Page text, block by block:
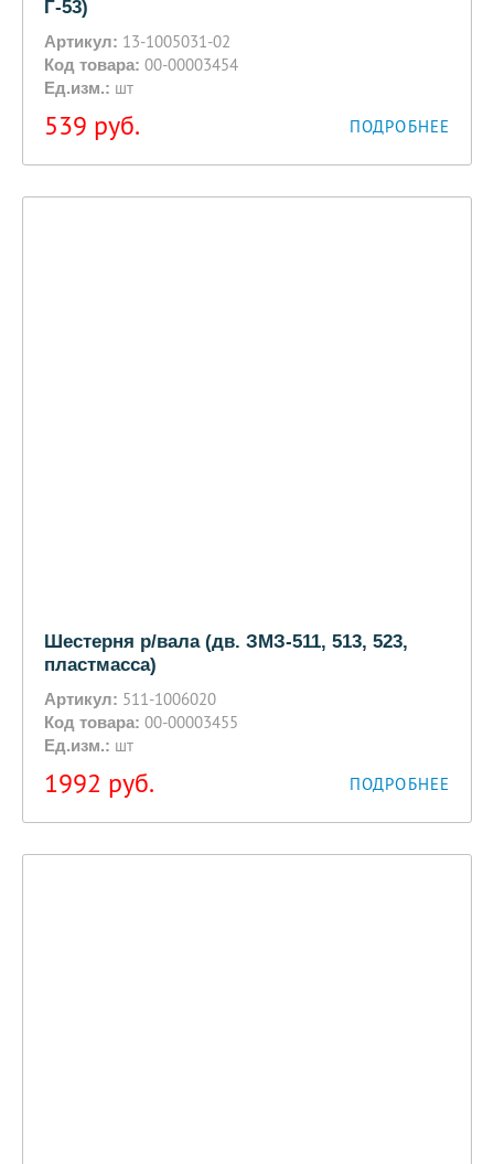
Г-53)
Артикул: 13-1005031-02
Код товара: 00-00003454
Ед.изм.: шт
539 руб. ПОДРОБНЕЕ
Шестерня р/вала (дв. ЗМЗ-511, 513, 523,
пластмасса)
Артикул: 511-1006020
Код товара: 00-00003455
Ед.изм.: шт
1992 руб. ПОДРОБНЕЕ